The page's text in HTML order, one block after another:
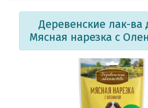
Деревенские лак-ва
Мясная нарезка с